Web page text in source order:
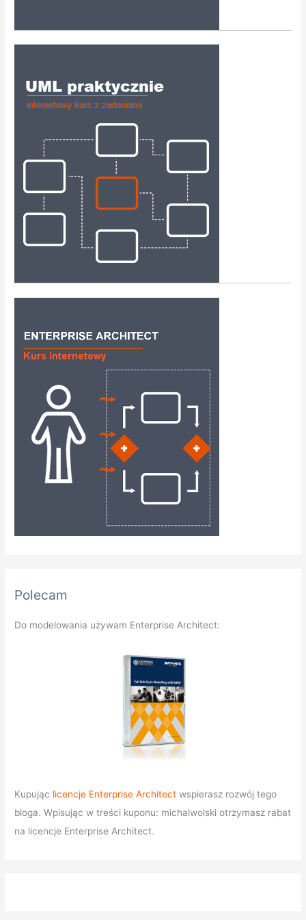
Polecam
Do modelowania używam Enterprise Architect:
Kupując licencje Enterprise Architect wspierasz rozwój tego
bloga. Wpisując w treści kuponu: michalwolski otrzymasz rabat
na licencje Enterprise Architect.